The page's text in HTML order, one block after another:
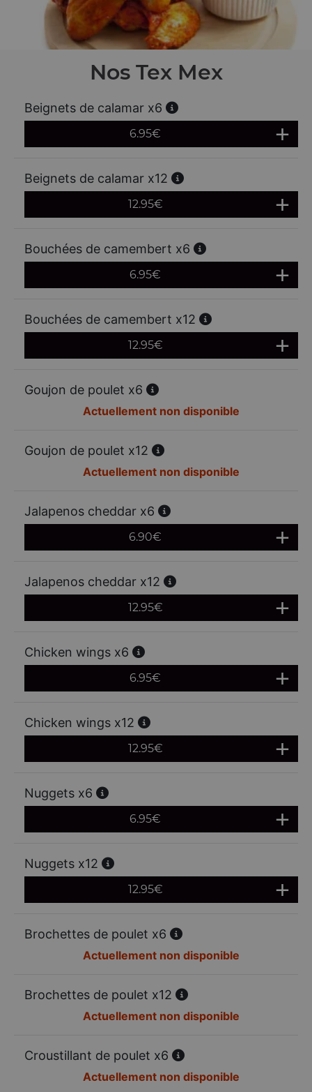
Nos Tex Mex
Beignets de calamar x6
6.95€
Beignets de calamar x12
12.95€
Bouchées de camembert x6
6.95€
Bouchées de camembert x12
12.95€
Goujon de poulet x6
Actuellement non disponible
Goujon de poulet x12
Actuellement non disponible
Jalapenos cheddar x6
6.90€
Jalapenos cheddar x12
12.95€
Chicken wings x6
6.95€
Chicken wings x12
12.95€
Nuggets x6
6.95€
Nuggets x12
12.95€
Brochettes de poulet x6
Actuellement non disponible
Brochettes de poulet x12
Actuellement non disponible
Croustillant de poulet x6
Actuellement non disponible